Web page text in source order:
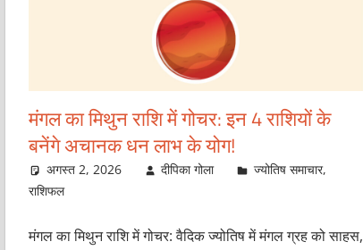
मंगल का मिथुन राशि में गोचर: इन 4 राशियों के
बनेंगे अचानक धन लाभ के योग!
अगस्त 2, 2026 दीपिका गोला ज्योतिष समाचार,
राशिफल
मंगल का मिथुन राशि में गोचर: वैदिक ज्योतिष में मंगल ग्रह को साहस,